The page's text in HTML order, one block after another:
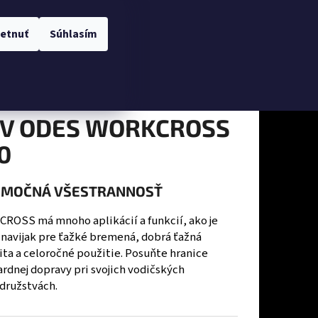
Súhlasím
Obchodné podmienky
ODES WORKCROSS
VŠESTRANNOSŤ
má mnoho aplikácií a funkcií, ako je
pre ťažké bremená, dobrá ťažná
a celoročné použitie. Posuňte hranice
dopravy pri svojich vodičskýchNasledujúce